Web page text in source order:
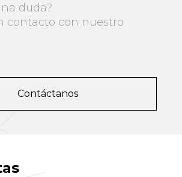
duda?
contacto con nuestro
Contáctanos